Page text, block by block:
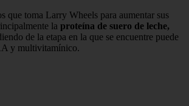
que toma Larry Wheels para aumentar sus
la proteína de suero de leche,
de la etapa en la que se encuentre puede
y multivitamínico.